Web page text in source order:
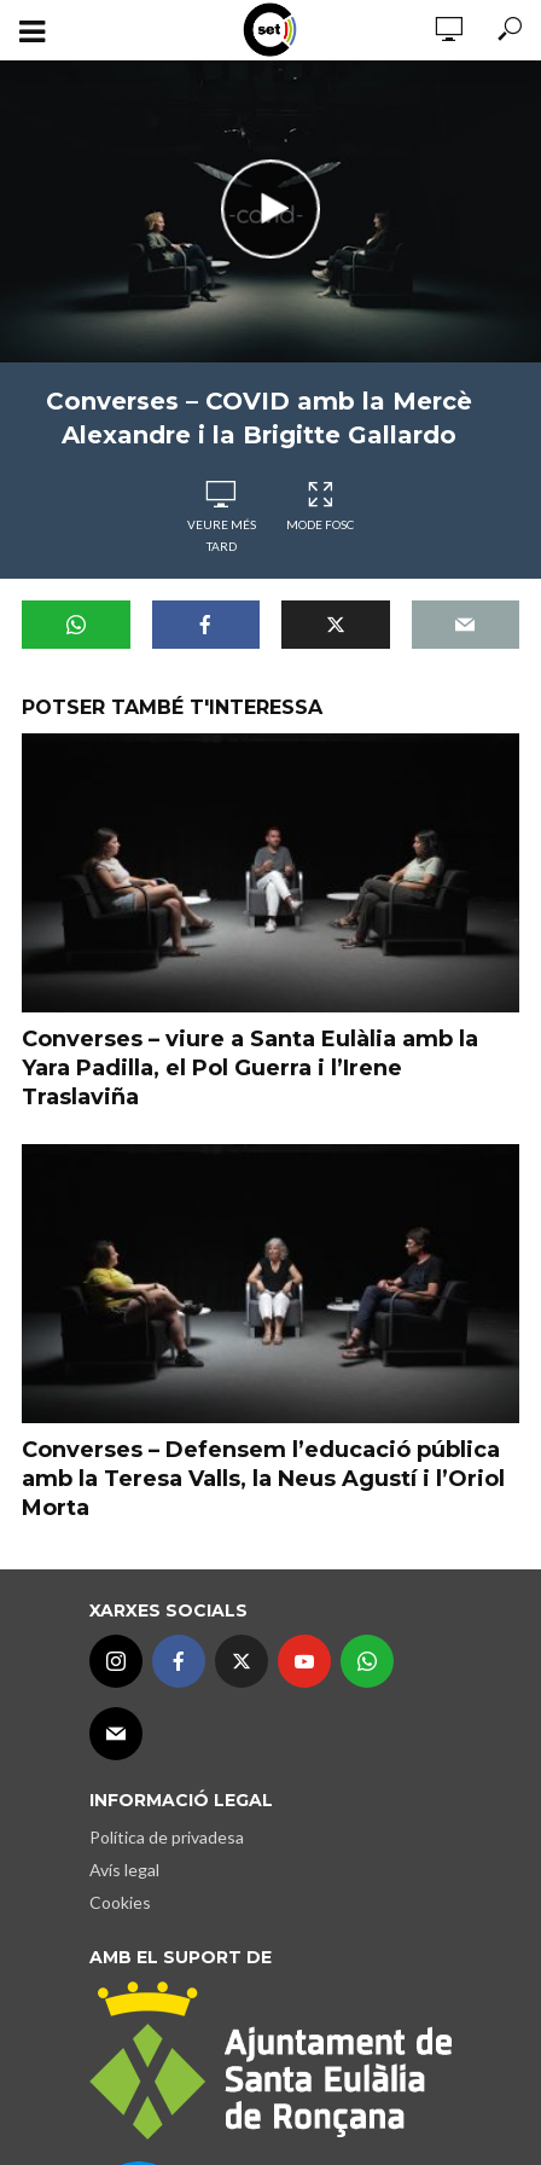
Converses – COVID amb la Mercè
Alexandre i la Brigitte Gallardo
VEURE MÉS
TARD
MODE FOSC
POTSER TAMBÉ T'INTERESSA
Converses – viure a Santa Eulàlia amb la
Yara Padilla, el Pol Guerra i l’Irene
Traslaviña
Converses – Defensem l’educació pública
amb la Teresa Valls, la Neus Agustí i l’Oriol
Morta
XARXES SOCIALS
INFORMACIÓ LEGAL
Política de privadesa
Avís legal
Cookies
AMB EL SUPORT DE